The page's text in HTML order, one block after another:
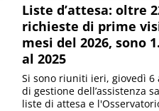
Liste d’attesa: oltre
richieste di prime
mesi del 2026, sono
al 2025
Si sono riuniti ieri, giovedì 6
di gestione dell’assistenza
liste di attesa e